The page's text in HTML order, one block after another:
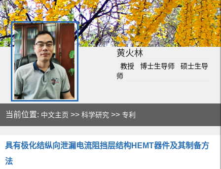
黄火林
教授 博士生导师 硕士生导
师
当前位置: 中文主页 >>科学研究 >>专利
具有极化结纵向泄漏电流阻挡层结构HEMT器件及其制备方
法